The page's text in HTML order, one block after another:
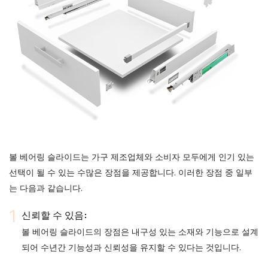
볼 베어링 슬라이드는 가구 제조업체와 소비자 모두에게 인기 있는
선택이 될 수 있는 수많은 장점을 제공합니다. 이러한 장점 중 일부
는 다음과 같습니다.
신뢰할 수 있음:
볼 베어링 슬라이드의 장점은 내구성 있는 소재와 기능으로 설계
되어 수년간 기능성과 신뢰성을 유지할 수 있다는 것입니다.